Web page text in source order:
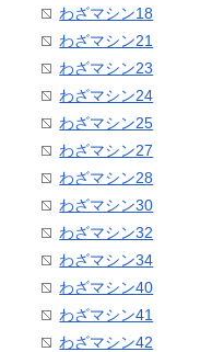
わざマシン18
わざマシン21
わざマシン23
わざマシン24
わざマシン25
わざマシン27
わざマシン28
わざマシン30
わざマシン32
わざマシン34
わざマシン40
わざマシン41
わざマシン42